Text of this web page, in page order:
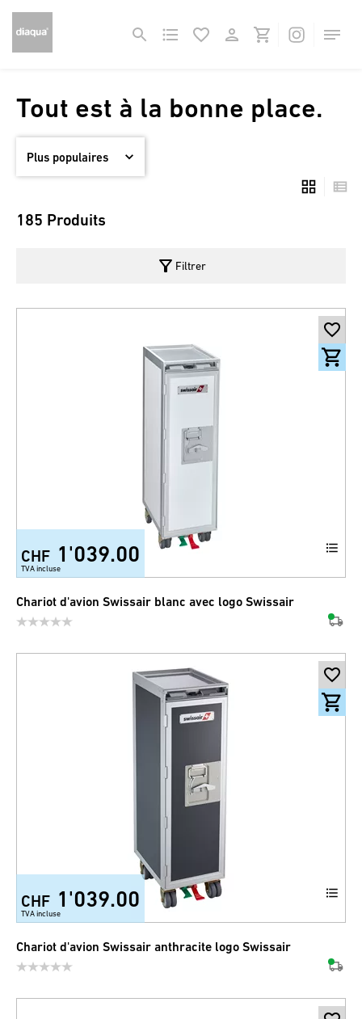
Tout est à la bonne place.
185 Produits
filter_alt Filtrer
CHF 1'039.00
TVA incluse
Chariot d'avion Swissair blanc avec logo Swissair
CHF 1'039.00
TVA incluse
Chariot d'avion Swissair anthracite logo Swissair